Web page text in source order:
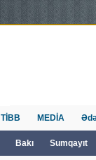
Bakı Sumqayıt
TİBB MEDİA